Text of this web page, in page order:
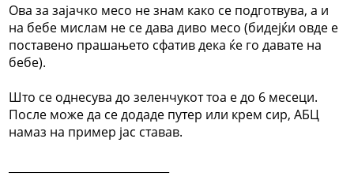
Ова за зајачко месо не знам како се подготвува, а и
на бебе мислам не се дава диво месо (бидејќи овде е
поставено прашањето сфатив дека ќе го давате на
бебе).
Што се однесува до зеленчукот тоа е до 6 месеци.
После може да се додаде путер или крем сир, АБЦ
намаз на пример јас ставав.